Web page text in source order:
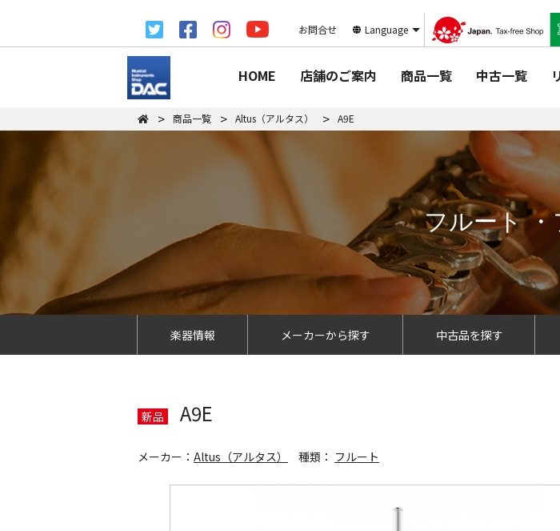
お問合せ Language
HOME 店舗のご案内 商品一覧 中古一覧
商品一覧 Altus（アルタス） A9E
フルート ・
楽器情報 メーカーから探す 中古品を探す
新品 A9E
メーカー： Altus（アルタス） 種類： フルート